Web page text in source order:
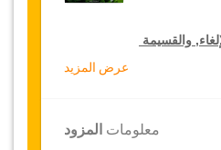
والقسيمة
جازيكوورلد 15 % تخفيضات على الجولات
اضغط على رابط الذهاب
عرض المزيد
معلومات المزود